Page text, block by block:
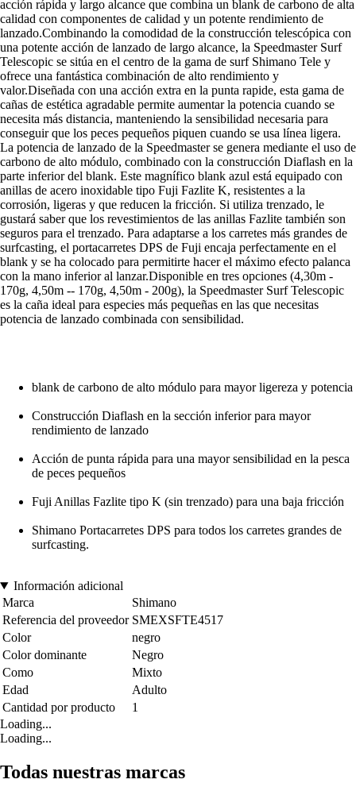
acción rápida y largo alcance que combina un blank de carbono de alta
calidad con componentes de calidad y un potente rendimiento de
lanzado.Combinando la comodidad de la construcción telescópica con
una potente acción de lanzado de largo alcance, la Speedmaster Surf
Telescopic se sitúa en el centro de la gama de surf Shimano Tele y
ofrece una fantástica combinación de alto rendimiento y
valor.Diseñada con una acción extra en la punta rapide, esta gama de
cañas de estética agradable permite aumentar la potencia cuando se
necesita más distancia, manteniendo la sensibilidad necesaria para
conseguir que los peces pequeños piquen cuando se usa línea ligera.
La potencia de lanzado de la Speedmaster se genera mediante el uso de
carbono de alto módulo, combinado con la construcción Diaflash en la
parte inferior del blank. Este magnífico blank azul está equipado con
anillas de acero inoxidable tipo Fuji Fazlite K, resistentes a la
corrosión, ligeras y que reducen la fricción. Si utiliza trenzado, le
gustará saber que los revestimientos de las anillas Fazlite también son
seguros para el trenzado. Para adaptarse a los carretes más grandes de
surfcasting, el portacarretes DPS de Fuji encaja perfectamente en el
blank y se ha colocado para permitirte hacer el máximo efecto palanca
con la mano inferior al lanzar.Disponible en tres opciones (4,30m -
170g, 4,50m -- 170g, 4,50m - 200g), la Speedmaster Surf Telescopic
es la caña ideal para especies más pequeñas en las que necesitas
potencia de lanzado combinada con sensibilidad.
blank de carbono de alto módulo para mayor ligereza y potencia
Construcción Diaflash en la sección inferior para mayor
rendimiento de lanzado
Acción de punta rápida para una mayor sensibilidad en la pesca
de peces pequeños
Fuji Anillas Fazlite tipo K (sin trenzado) para una baja fricción
Shimano Portacarretes DPS para todos los carretes grandes de
surfcasting.
Información adicional
Marca
Shimano
Referencia del proveedor SMEXSFTE4517
Color
negro
Color dominante
Negro
Como
Mixto
Edad
Adulto
Cantidad por producto
1
Loading...
Loading...
Todas nuestras marcas